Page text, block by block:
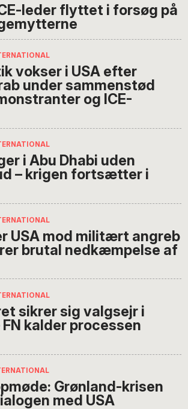
leder flyttet i forsøg på
vokser i USA efter
under sammenstød
og ICE-
i Abu Dhabi uden
– krigen fortsætter i
USA mod militært angreb
brutal nedkæmpelse af
sikrer sig valgsejr i
kalder processen
Grønland-krisen
med USA